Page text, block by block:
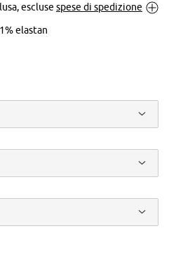
ingrandire
escluse spese di spedizione
elastan